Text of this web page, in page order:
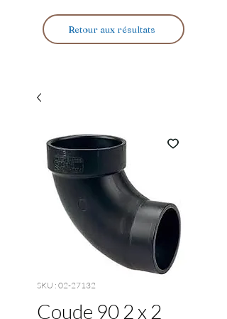
Retour aux résultats
SKU : 02-27132
Coude 90 2 x 2